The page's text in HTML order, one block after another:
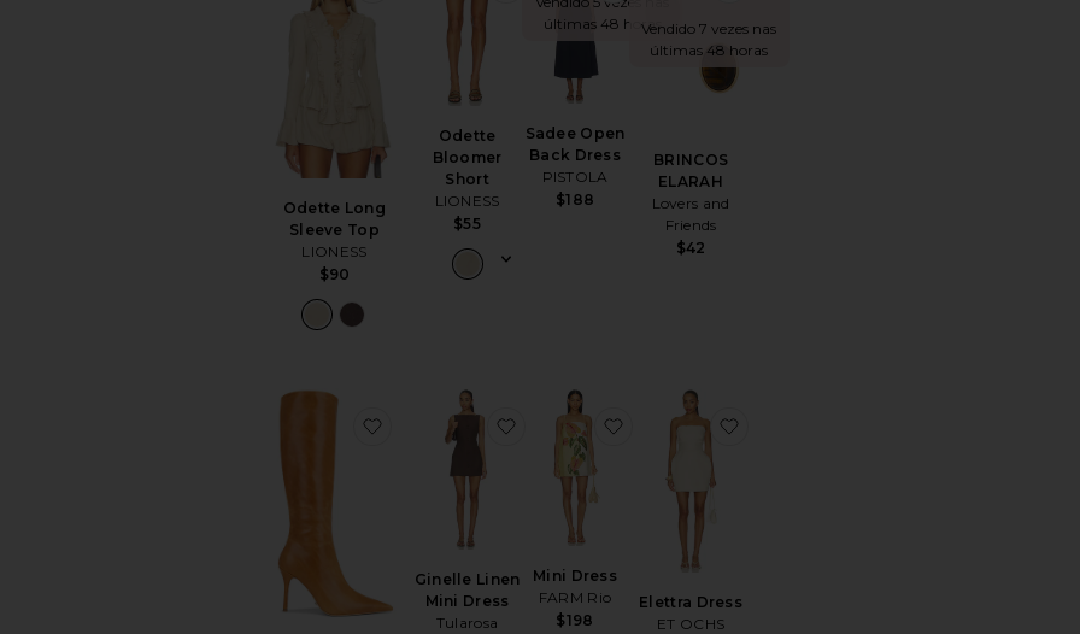
Odette Long
Sleeve Top
LIONESS
$90
Odette
Bloomer
Short
LIONESS
$55
últimas 48 horas
Sadee Open
Back Dress
PISTOLA
$188
Vendido 7 vezes nas
últimas 48 horas
BRINCOS
ELARAH
Lovers and
Friends
$42
favoritoIzia Boot
Ginelle Linen
Mini Dress
Tularosa
favoritoGinelle Linen Mini Dress
Mini Dress
FARM Rio
$198
favoritoMini Dress
Elettra Dress
ET OCHS